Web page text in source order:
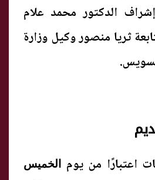
الدكتور محمد علام
ثريا منصور وكيل وزارة
اعتبارًا من يوم الخميس